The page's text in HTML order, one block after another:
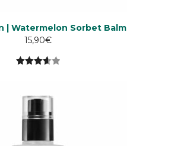
| Watermelon Sorbet Balm
15,90€